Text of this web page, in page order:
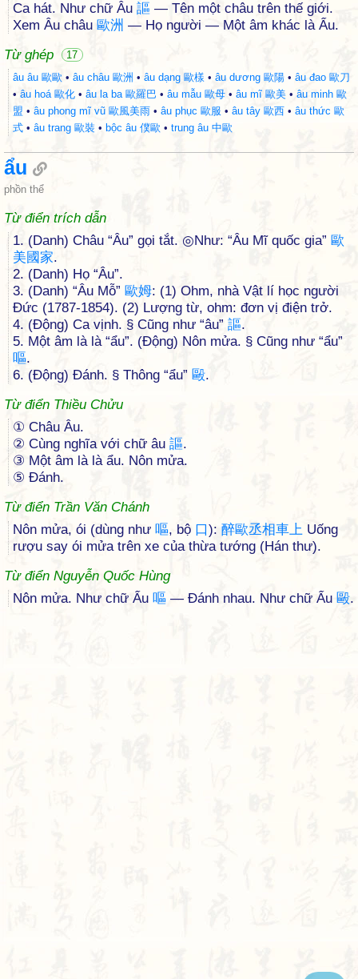
Ca hát. Như chữ Âu 謳 — Tên một châu trên thế giới.
Xem Âu châu 歐洲 — Họ người — Một âm khác là Ẩu.
Từ ghép
17
âu âu 歐歐 • âu châu 歐洲 • âu dạng 歐樣 • âu dương 歐陽 • âu đao 歐刀
• âu hoá 歐化 • âu la ba 歐羅巴 • âu mẫu 歐母 • âu mĩ 歐美 • âu minh 歐
盟 • âu phong mĩ vũ 歐風美雨 • âu phục 歐服 • âu tây 歐西 • âu thức 歐
式 • âu trang 歐裝 • bộc âu 僕歐 • trung âu 中歐
ẩu
phồn thể
Từ điển trích dẫn
1. (Danh) Châu “Âu” gọi tắt. ◎Như: “Âu Mĩ quốc gia” 歐
美國家.
2. (Danh) Họ “Âu”.
3. (Danh) “Âu Mỗ” 歐姆: (1) Ohm, nhà Vật lí học người
Đức (1787-1854). (2) Lượng từ, ohm: đơn vị điện trở.
4. (Động) Ca vịnh. § Cũng như “âu” 謳.
5. Một âm là là “ẩu”. (Động) Nôn mửa. § Cũng như “ẩu”
嘔.
6. (Động) Đánh. § Thông “ẩu” 毆.
Từ điển Thiều Chửu
① Châu Âu.
② Cùng nghĩa với chữ âu 謳.
③ Một âm là là ẩu. Nôn mửa.
⑤ Ðánh.
Từ điển Trần Văn Chánh
Nôn mửa, ói (dùng như 嘔, bộ 口): 醉歐丞相車上 Uống
rượu say ói mửa trên xe của thừa tướng (Hán thư).
Từ điển Nguyễn Quốc Hùng
Nôn mửa. Như chữ Ẩu 嘔 — Đánh nhau. Như chữ Ẩu 毆.